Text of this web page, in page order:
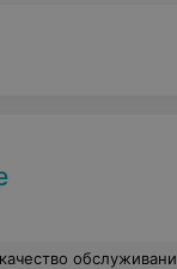
всего коллектива